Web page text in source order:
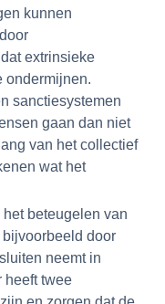
kunnen
extrinsieke
ondermijnen.
sanctiesystemen
gaan dan niet
van het collectief
wat het
beteugelen van
door
neemt in
heeft twee